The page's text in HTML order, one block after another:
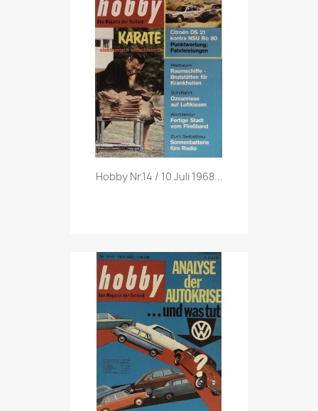
Vorschau
Hobby Nr.14 / 10 Juli 1968...